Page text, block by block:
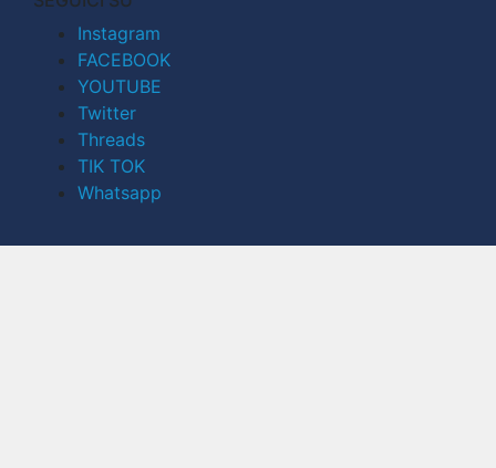
Instagram
FACEBOOK
YOUTUBE
Twitter
Threads
TIK TOK
Whatsapp